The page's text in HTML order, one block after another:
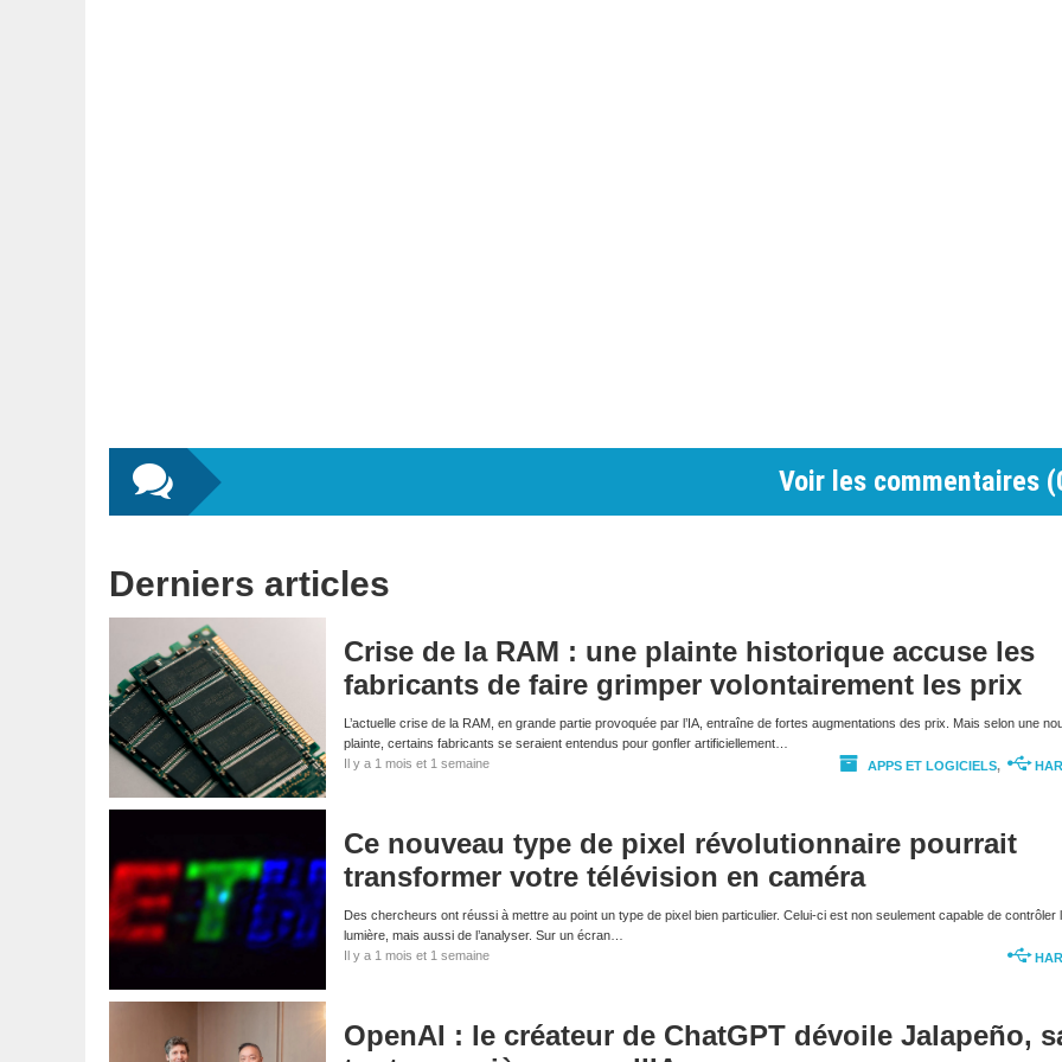
Voir les commentaires (
Derniers articles
Crise de la RAM : une plainte historique accuse les
fabricants de faire grimper volontairement les prix
L’actuelle crise de la RAM, en grande partie provoquée par l’IA, entraîne de fortes augmentations des prix. Mais selon une
plainte, certains fabricants se seraient entendus pour gonfler artificiellement…
Il y a 1 mois et 1 semaine
APPS ET LOGICIELS,
Ce nouveau type de pixel révolutionnaire pourrait
transformer votre télévision en caméra
Des chercheurs ont réussi à mettre au point un type de pixel bien particulier. Celui-ci est non seulement capable de contrôler
lumière, mais aussi de l’analyser. Sur un écran…
Il y a 1 mois et 1 semaine
OpenAI : le créateur de ChatGPT dévoile Jalapeño,